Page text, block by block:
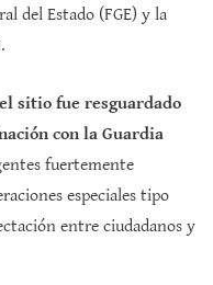
del Estado (FGE) y la
sitio fue resguardado
con la Guardia
fuertemente
especiales tipo
entre ciudadanos y